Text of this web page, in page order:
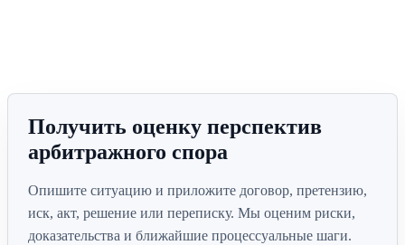
Получить оценку перспектив
арбитражного спора
Опишите ситуацию и приложите договор, претензию,
иск, акт, решение или переписку. Мы оценим риски,
доказательства и ближайшие процессуальные шаги.